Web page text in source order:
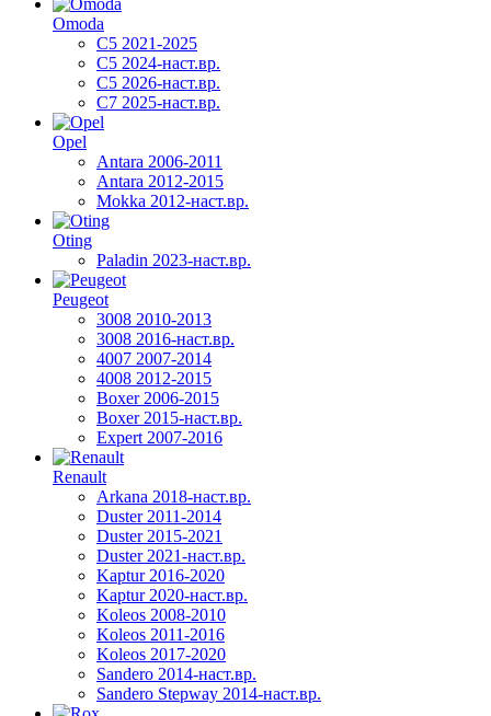
Omoda
C5 2021-2025
C5 2024-наст.вр.
C5 2026-наст.вр.
C7 2025-наст.вр.
Opel
Antara 2006-2011
Antara 2012-2015
Mokka 2012-наст.вр.
Oting
Paladin 2023-наст.вр.
Peugeot
3008 2010-2013
3008 2016-наст.вр.
4007 2007-2014
4008 2012-2015
Boxer 2006-2015
Boxer 2015-наст.вр.
Expert 2007-2016
Renault
Arkana 2018-наст.вр.
Duster 2011-2014
Duster 2015-2021
Duster 2021-наст.вр.
Kaptur 2016-2020
Kaptur 2020-наст.вр.
Koleos 2008-2010
Koleos 2011-2016
Koleos 2017-2020
Sandero 2014-наст.вр.
Sandero Stepway 2014-наст.вр.